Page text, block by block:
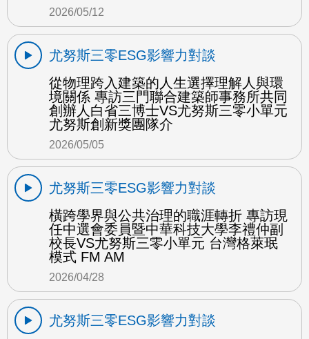
2026/05/12
尤努斯三零ESG影響力對談
從物理跨入建築的人生選擇理解人與環
境關係 專訪三門聯合建築師事務所共同
創辦人白省三博士VS尤努斯三零小單元
尤努斯創新獎團隊介
2026/05/05
尤努斯三零ESG影響力對談
橫跨學界與公共治理的職涯轉折 專訪現
任中選會委員暨中華科技大學李禮仲副
校長VS尤努斯三零小單元 台灣格萊珉
模式 FM AM
2026/04/28
尤努斯三零ESG影響力對談